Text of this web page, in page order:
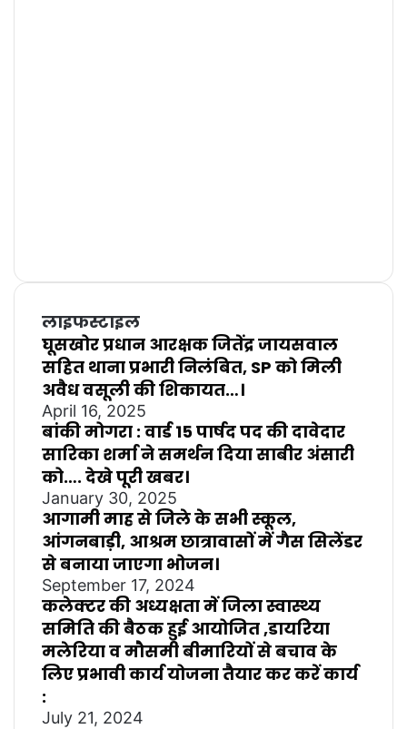
लाइफस्टाइल
घूसखोर प्रधान आरक्षक जितेंद्र जायसवाल
सहित थाना प्रभारी निलंबित, SP को मिली
अवैध वसूली की शिकायत…।
April 16, 2025
बांकी मोगरा : वार्ड 15 पार्षद पद की दावेदार
सारिका शर्मा ने समर्थन दिया साबीर अंसारी
को…. देखे पूरी खबर।
January 30, 2025
आगामी माह से जिले के सभी स्कूल,
आंगनबाड़ी, आश्रम छात्रावासों में गैस सिलेंडर
से बनाया जाएगा भोजन।
September 17, 2024
कलेक्टर की अध्यक्षता में जिला स्वास्थ्य
समिति की बैठक हुई आयोजित ,डायरिया
मलेरिया व मौसमी बीमारियों से बचाव के
लिए प्रभावी कार्य योजना तैयार कर करें कार्य
:
July 21, 2024